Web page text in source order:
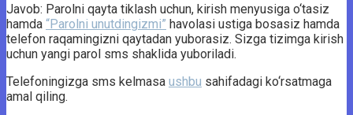
Javob: Parolni qayta tiklash uchun, kirish menyusiga o‘tasiz
hamda “Parolni unutdingizmi” havolasi ustiga bosasiz hamda
telefon raqamingizni qaytadan yuborasiz. Sizga tizimga kirish
uchun yangi parol sms shaklida yuboriladi.
Telefoningizga sms kelmasa ushbu sahifadagi ko‘rsatmaga
amal qiling.